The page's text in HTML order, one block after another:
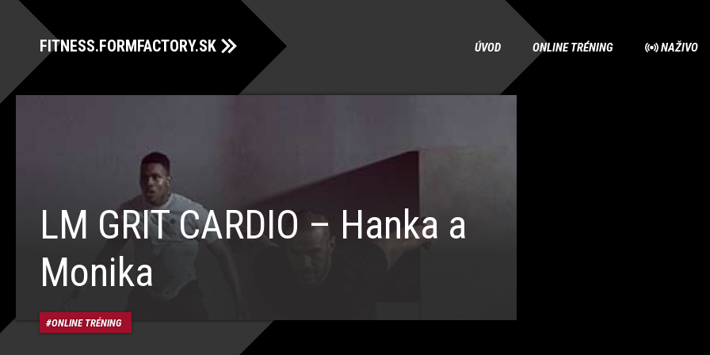
FITNESS.FORMFACTORY.SK ÚVOD ONLINE TRÉNING NAŽIVO
LM GRIT CARDIO – Hanka a
Monika
ONLINE TRÉNING